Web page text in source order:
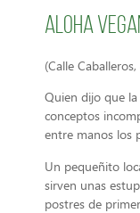
Aloha
(Calle
Quien dijo que
conceptos
entre manos los
Un pequeñito
sirven unas
postres de